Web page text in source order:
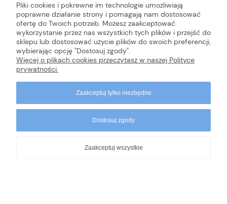
INFORMACJE
POMOC
Pliki cookies i pokrewne im technologie umożliwiają
poprawne działanie strony i pomagają nam dostosować
ofertę do Twoich potrzeb. Możesz zaakceptować
wykorzystanie przez nas wszystkich tych plików i przejść do
sklepu lub dostosować użycie plików do swoich preferencji,
wybierając opcję "Dostosuj zgody".
Więcej o plikach cookies przeczytasz w naszej Polityce
prywatności.
Zaakceptuj tylko niezbędne
Dostosuj zgody
Zaakceptuj wszystkie